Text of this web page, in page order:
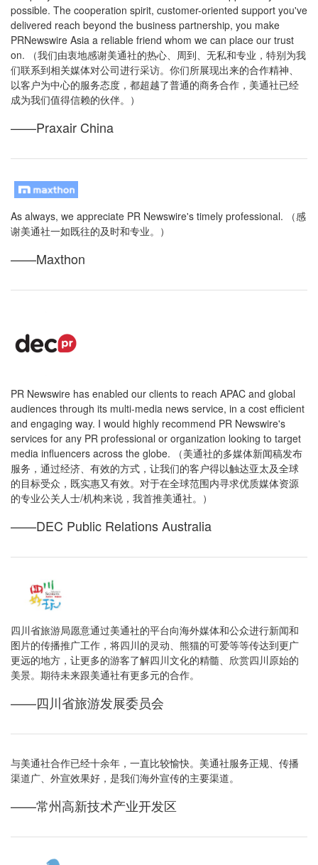
possible. The cooperation spirit, customer-oriented support you've
delivered reach beyond the business partnership, you make
PRNewswire Asia a reliable friend whom we can place our trust
on. （我们由衷地感谢美通社的热心、周到、无私和专业，特别为我
们联系到相关媒体对公司进行采访。你们所展现出来的合作精神、
以客户为中心的服务态度，都超越了普通的商务合作，美通社已经
成为我们值得信赖的伙伴。）
——Praxair China
As always, we appreciate PR Newswire's timely professional. （感
谢美通社一如既往的及时和专业。）
——Maxthon
PR Newswire has enabled our clients to reach APAC and global
audiences through its multi-media news service, in a cost efficient
and engaging way. I would highly recommend PR Newswire's
services for any PR professional or organization looking to target
media influencers across the globe. （美通社的多媒体新闻稿发布
服务，通过经济、有效的方式，让我们的客户得以触达亚太及全球
的目标受众，既实惠又有效。对于在全球范围内寻求优质媒体资源
的专业公关人士/机构来说，我首推美通社。）
——DEC Public Relations Australia
四川省旅游局愿意通过美通社的平台向海外媒体和公众进行新闻和
图片的传播推广工作，将四川的灵动、熊猫的可爱等等传达到更广
更远的地方，让更多的游客了解四川文化的精髓、欣赏四川原始的
美景。期待未来跟美通社有更多元的合作。
——四川省旅游发展委员会
与美通社合作已经十余年，一直比较愉快。美通社服务正规、传播
渠道广、外宣效果好，是我们海外宣传的主要渠道。
——常州高新技术产业开发区